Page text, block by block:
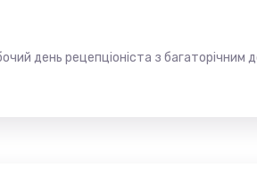
день рецепціоніста з багаторічним